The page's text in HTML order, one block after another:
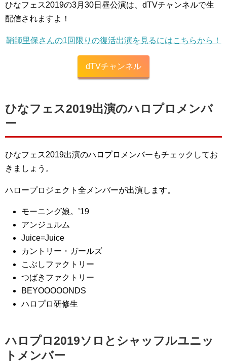
ひなフェス2019の3月30日昼公演は、dTVチャンネルで生
配信されますよ！
鞘師里保さんの1回限りの復活出演を見るにはこちらから！
dTVチャンネル
ひなフェス2019出演のハロプロメンバ
ー
ひなフェス2019出演のハロプロメンバーもチェックしてお
きましょう。
ハロープロジェクト全メンバーが出演します。
モーニング娘。’19
アンジュルム
Juice=Juice
カントリー・ガールズ
こぶしファクトリー
つばきファクトリー
BEYOOOOONDS
ハロプロ研修生
ハロプロ2019ソロとシャッフルユニッ
トメンバー